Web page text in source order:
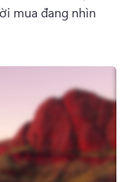
mua đang nhìn